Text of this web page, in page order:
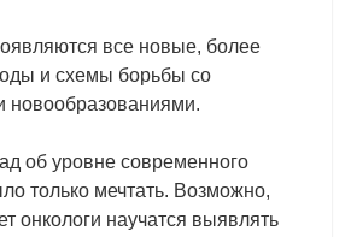
все новые, более
и схемы борьбы со
новообразованиями.
об уровне современного
только мечтать. Возможно,
онкологи научатся выявлять